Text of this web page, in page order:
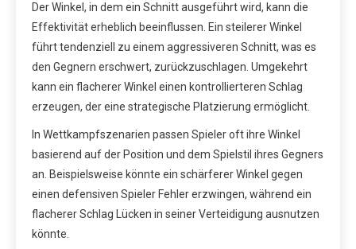
Der Winkel, in dem ein Schnitt ausgeführt wird, kann die
Effektivität erheblich beeinflussen. Ein steilerer Winkel
führt tendenziell zu einem aggressiveren Schnitt, was es
den Gegnern erschwert, zurückzuschlagen. Umgekehrt
kann ein flacherer Winkel einen kontrollierteren Schlag
erzeugen, der eine strategische Platzierung ermöglicht.
In Wettkampfszenarien passen Spieler oft ihre Winkel
basierend auf der Position und dem Spielstil ihres Gegners
an. Beispielsweise könnte ein schärferer Winkel gegen
einen defensiven Spieler Fehler erzwingen, während ein
flacherer Schlag Lücken in seiner Verteidigung ausnutzen
könnte.